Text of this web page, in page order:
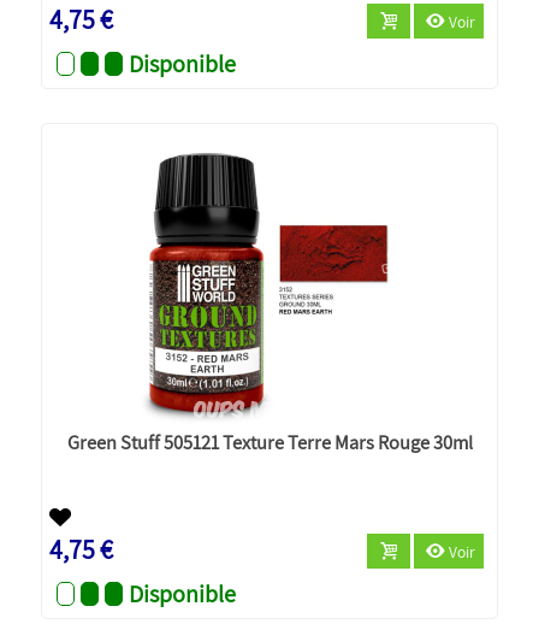
4,75 € Voir
Disponible
Green Stuff 505121 Texture Terre Mars Rouge 30ml
4,75 € Voir
Disponible